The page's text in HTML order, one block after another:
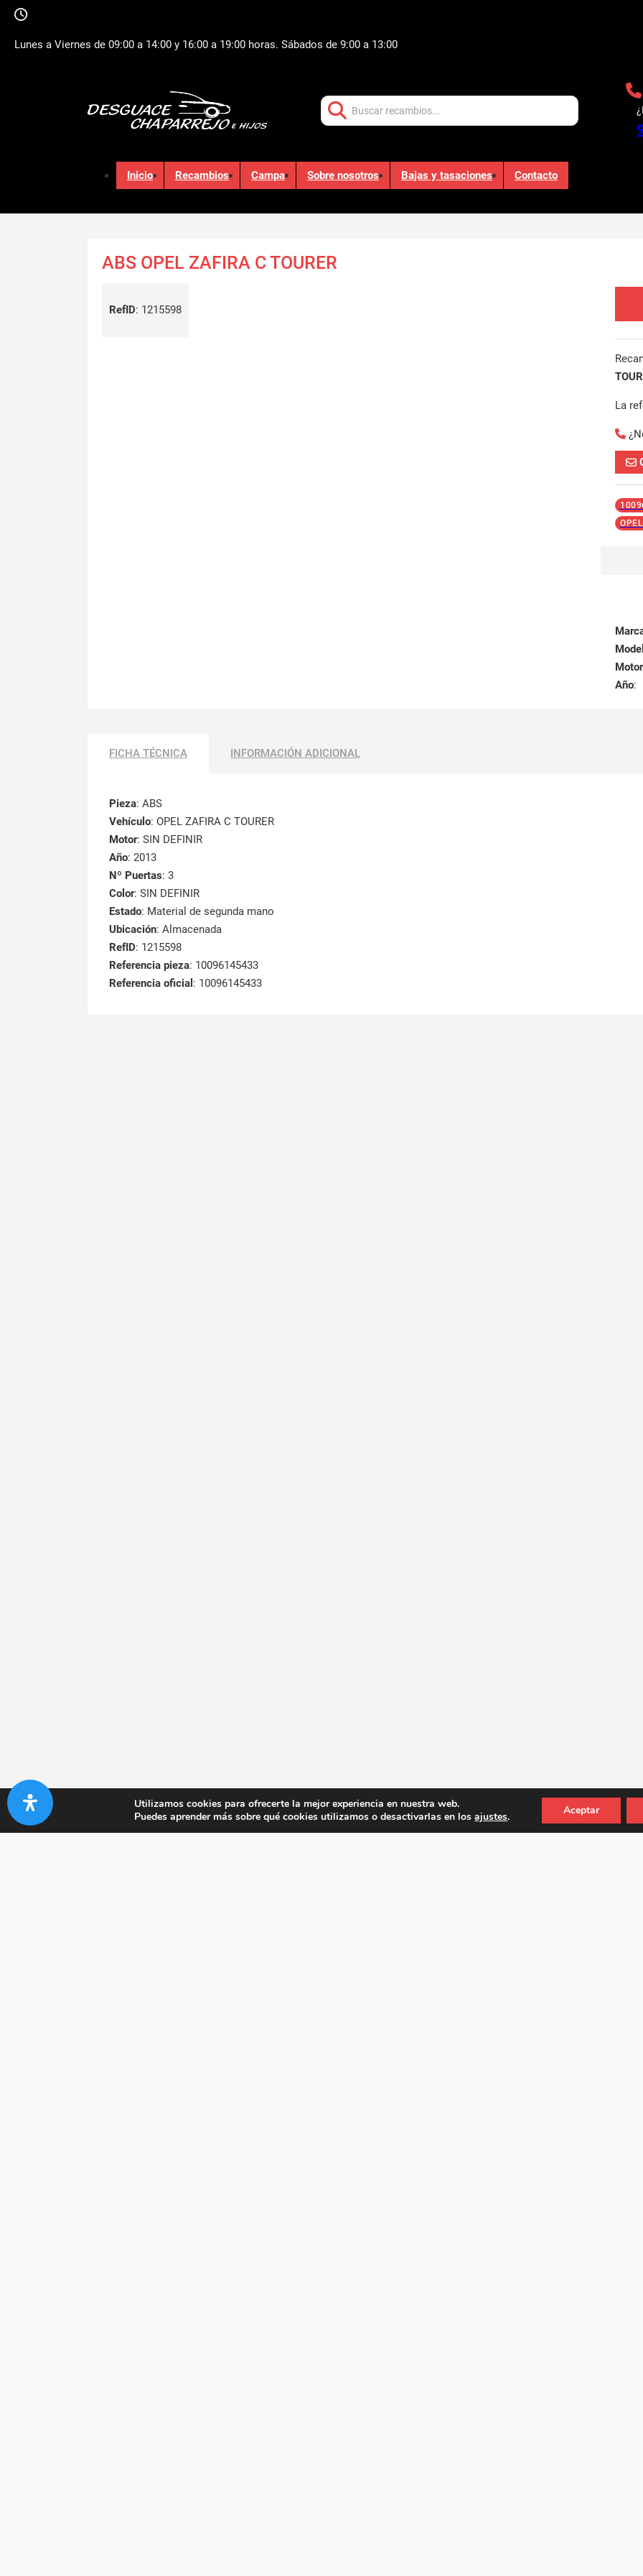
Lunes a Viernes de 09:00 a 14:00 y 16:00 a 19:00 horas. Sábados de 9:00 a 13:00
Inicio Recambios Campa Sobre nosotros Bajas y tasaciones Contacto
ABS OPEL ZAFIRA C TOURER
RefID: 1215598
La
Motor
Año:
FICHA TÉCNICA INFORMACIÓN ADICIONAL
Pieza: ABS
Vehículo: OPEL ZAFIRA C TOURER
Motor: SIN DEFINIR
Año: 2013
Nº Puertas: 3
Color: SIN DEFINIR
Estado: Material de segunda mano
Ubicación: Almacenada
RefID: 1215598
Referencia pieza: 10096145433
Referencia oficial : 10096145433
Utilizamos cookies para ofrecerte la mejor experiencia en nuestra web.
Puedes aprender más sobre qué cookies utilizamos o desactivarlas en losajustes. Aceptar